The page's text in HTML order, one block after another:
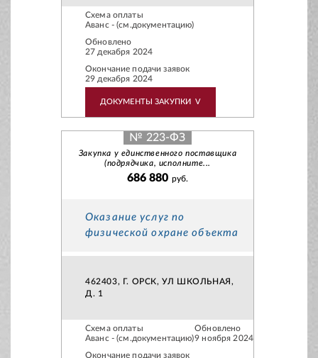
Схема оплаты
Аванс - (см.документацию)
Обновлено
27 декабря 2024
Окончание подачи заявок
29 декабря 2024
ДОКУМЕНТЫ ЗАКУПКИ V
№ 223-ФЗ
Закупка у единственного поставщика
(подрядчика, исполните...
686 880 руб.
Оказание услуг по
физической охране объекта
462403, Г. ОРСК, УЛ ШКОЛЬНАЯ,
Д. 1
Схема оплаты
Аванс - (см.документацию)
Обновлено
9 ноября 2024
Окончание подачи заявок